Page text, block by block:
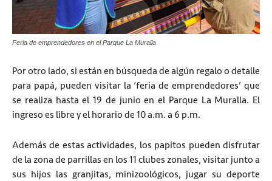
Feria de emprendedores en el Parque La Muralla
Por otro lado, si están en búsqueda de algún regalo o detalle
para papá, pueden visitar la ‘feria de emprendedores’ que
se realiza hasta el 19 de junio en el Parque La Muralla. El
ingreso es libre y el horario de 10 a.m. a 6 p.m.
Además de estas actividades, los papitos pueden disfrutar
de la zona de parrillas en los 11 clubes zonales, visitar junto a
sus hijos las granjitas, minizoológicos, jugar su deporte